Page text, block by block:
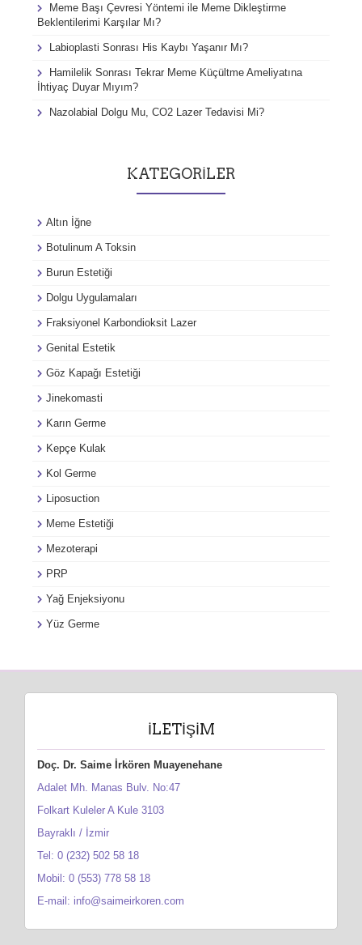
Meme Başı Çevresi Yöntemi ile Meme Dikleştirme
Beklentilerimi Karşılar Mı?
Labioplasti Sonrası His Kaybı Yaşanır Mı?
Hamilelik Sonrası Tekrar Meme Küçültme Ameliyatına
İhtiyaç Duyar Mıyım?
Nazolabial Dolgu Mu, CO2 Lazer Tedavisi Mi?
KATEGORILER
Altın İğne
Botulinum A Toksin
Burun Estetiği
Dolgu Uygulamaları
Fraksiyonel Karbondioksit Lazer
Genital Estetik
Göz Kapağı Estetiği
Jinekomasti
Karın Germe
Kepçe Kulak
Kol Germe
Liposuction
Meme Estetiği
Mezoterapi
PRP
Yağ Enjeksiyonu
Yüz Germe
İLETIŞIM
Doç. Dr. Saime İrkören Muayenehane
Adalet Mh. Manas Bulv. No:47
Folkart Kuleler A Kule 3103
Bayraklı / İzmir
Tel: 0 (232) 502 58 18
Mobil: 0 (553) 778 58 18
E-mail: info@saimeirkoren.com